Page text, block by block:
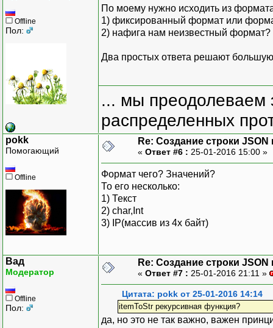
Offline
Пол:
По моему нужно исходить из
1) фиксированный формат или
2) нафига нам неизвестный формат?
Два простых ответа решают
... мы преодолеваем
распределенных
pokk
Помогающий
Offline
Re: Создание строки JSON
« Ответ #6 : 25-01-2016 15:00 »
Формат чего? Значений?
То его несколько:
1) Текст
2) char,Int
3) IP(массив из 4х байт)
Вад
Модератор
Offline
Пол:
Re: Создание строки JSON
« Ответ #7 : 25-01-2016 21:11 »
Цитата: pokk от 25-01-2016 14:14
itemToStr рекурсивная функция?
да, но это не так важно, важен